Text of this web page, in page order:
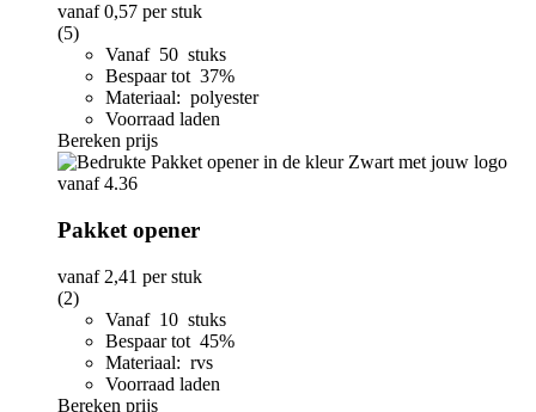
vanaf0,57 per stuk
(5)
Vanaf 50 stuks
Bespaar tot 37%
Materiaal: polyester
Voorraad laden
Bereken prijs
Pakket opener
vanaf 2,41 per stuk
(2)
Vanaf 10 stuks
Bespaar tot 45%
Materiaal: rvs
Voorraad laden
Bereken prijs